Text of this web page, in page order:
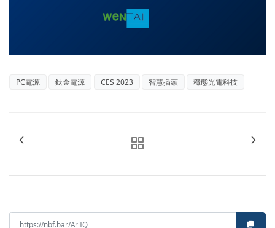
PC電源 鈦金電源 CES 2023 智慧插頭 穩態光電科技